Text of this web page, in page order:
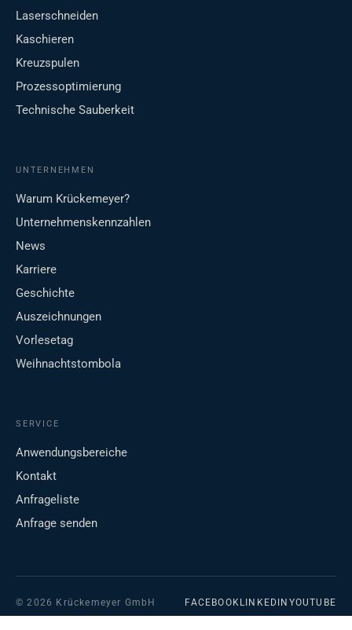
Laserschneiden
Kaschieren
Kreuzspulen
Prozessoptimierung
Technische Sauberkeit
UNTERNEHMEN
Warum Krückemeyer?
Unternehmenskennzahlen
News
Karriere
Geschichte
Auszeichnungen
Vorlesetag
Weihnachtstombola
SERVICE
Anwendungsbereiche
Kontakt
Anfrageliste
Anfrage senden
© 2026 Krückemeyer GmbH FACEBOOK LINKEDIN YOUTUBE